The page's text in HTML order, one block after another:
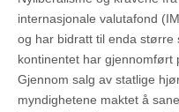
internasjonale valutafond
og har bidratt til enda større
kontinentet har gjennomført
Gjennom salg av statlige
myndighetene maktet å